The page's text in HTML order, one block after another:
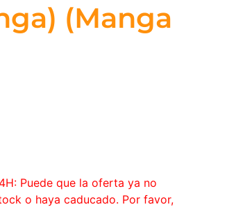
(Manga
Puede que la oferta ya no
o haya caducado. Por favor,